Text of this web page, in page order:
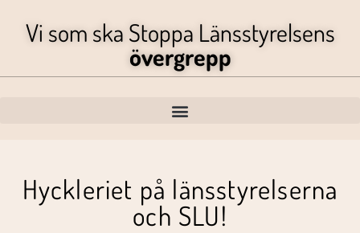
Vi som ska Stoppa Länsstyrelsens
övergrepp
Hyckleriet på länsstyrelserna
och SLU!